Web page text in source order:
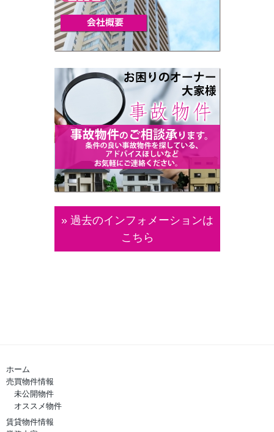
» 過去のインフォメーションは
こちら
ホーム
売買物件情報
未公開物件
オススメ物件
賃貸物件情報